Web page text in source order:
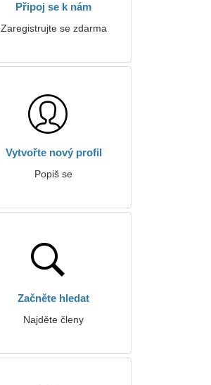
Připoj se k nám
Zaregistrujte se zdarma
Vytvořte nový profil
Popiš se
Začněte hledat
Najděte členy